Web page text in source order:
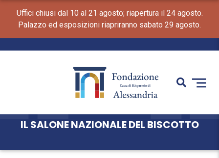
Uffici chiusi dal 10 al 21 agosto; riapertura il 24 agosto.
Palazzo ed esposizioni riapriranno sabato 29 agosto.
IL SALONE NAZIONALE DEL BISCOTTO